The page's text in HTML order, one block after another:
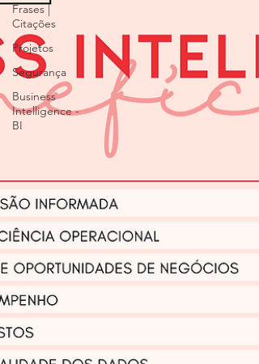
Frases |
Citações
Projetos
Segurança
Business
Intelligence -
BI